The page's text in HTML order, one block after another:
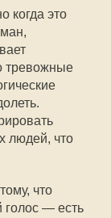
когда это
тревожные
людей, что
что
голос — есть